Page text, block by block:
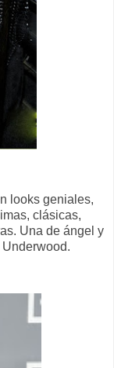
looks geniales,
clásicas,
Una de ángel y